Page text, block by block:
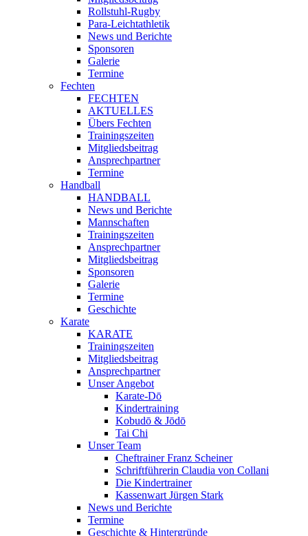
Rollstuhl-Rugby
Para-Leichtathletik
News und Berichte
Sponsoren
Galerie
Termine
Fechten
FECHTEN
AKTUELLES
Übers Fechten
Trainingszeiten
Mitgliedsbeitrag
Ansprechpartner
Termine
Handball
HANDBALL
News und Berichte
Mannschaften
Trainingszeiten
Ansprechpartner
Mitgliedsbeitrag
Sponsoren
Galerie
Termine
Geschichte
Karate
KARATE
Trainingszeiten
Mitgliedsbeitrag
Ansprechpartner
Unser Angebot
Karate-Dō
Kindertraining
Kobudō & Jōdō
Tai Chi
Unser Team
Cheftrainer Franz Scheiner
Schriftführerin Claudia von Collani
Die Kindertrainer
Kassenwart Jürgen Stark
News und Berichte
Termine
Geschichte & Hintergründe